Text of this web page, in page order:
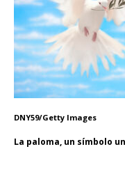
DNY59/Getty Images
La paloma, un símbolo